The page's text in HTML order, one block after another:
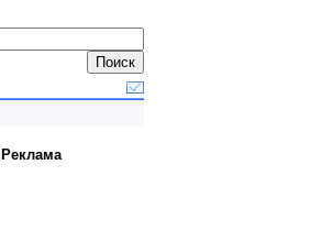
Реклама